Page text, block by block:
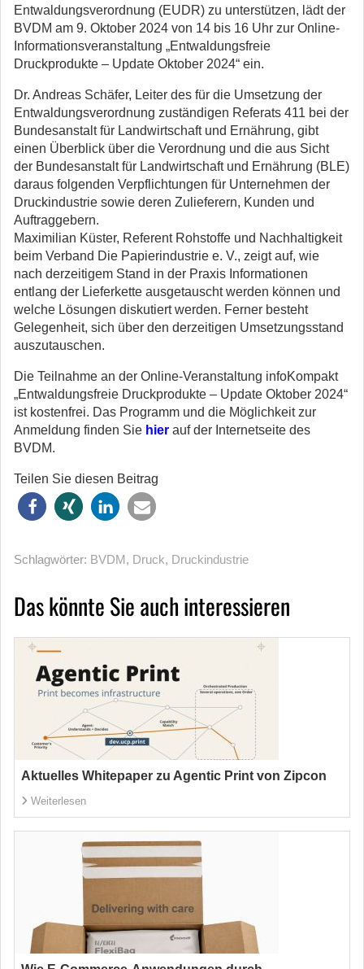
Entwaldungsverordnung (EUDR) zu unterstützen, lädt der
BVDM am 9. Oktober 2024 von 14 bis 16 Uhr zur Online-
Informationsveranstaltung „Entwaldungsfreie
Druckprodukte – Update Oktober 2024“ ein.
Dr. Andreas Schäfer, Leiter des für die Umsetzung der
Entwaldungsverordnung zuständigen Referats 411 bei der
Bundesanstalt für Landwirtschaft und Ernährung, gibt
einen Überblick über die Verordnung und die aus Sicht
der Bundesanstalt für Landwirtschaft und Ernährung (BLE)
daraus folgenden Verpflichtungen für Unternehmen der
Druckindustrie sowie deren Zulieferern, Kunden und
Auftraggebern.
Maximilian Küster, Referent Rohstoffe und Nachhaltigkeit
beim Verband Die Papierindustrie e. V., zeigt auf, wie
nach derzeitigem Stand in der Praxis Informationen
entlang der Lieferkette ausgetauscht werden können und
welche Lösungen diskutiert werden. Ferner besteht
Gelegenheit, sich über den derzeitigen Umsetzungsstand
auszutauschen.
Die Teilnahme an der Online-Veranstaltung infoKompakt
„Entwaldungsfreie Druckprodukte – Update Oktober 2024“
ist kostenfrei. Das Programm und die Möglichkeit zur
Anmeldung finden Sie hier auf der Internetseite des
BVDM.
Teilen Sie diesen Beitrag
Schlagwörter: BVDM, Druck, Druckindustrie
Das könnte Sie auch interessieren
Aktuelles Whitepaper zu Agentic Print von Zipcon
Weiterlesen